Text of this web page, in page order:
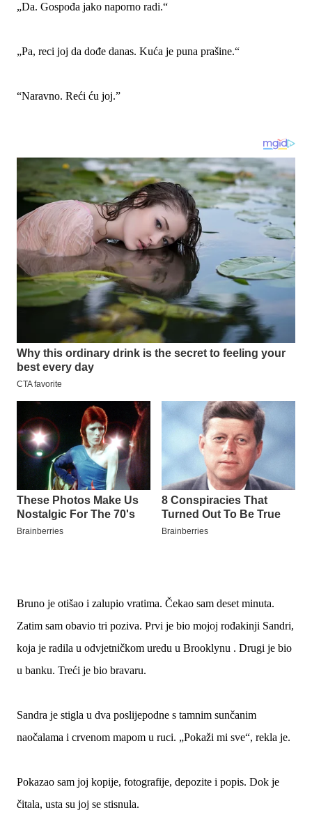
„Da. Gospođa jako naporno radi.“
„Pa, ​​reci joj da dođe danas. Kuća je puna prašine.“
“Naravno. Reći ću joj.”
Bruno je otišao i zalupio vratima. Čekao sam deset minuta.
Zatim sam obavio tri poziva. Prvi je bio mojoj rođakinji Sandri,
koja je radila u odvjetničkom uredu u Brooklynu . Drugi je bio
u banku. Treći je bio bravaru.
Sandra je stigla u dva poslijepodne s tamnim sunčanim
naočalama i crvenom mapom u ruci. „Pokaži mi sve“, rekla je.
Pokazao sam joj kopije, fotografije, depozite i popis. Dok je
čitala, usta su joj se stisnula.